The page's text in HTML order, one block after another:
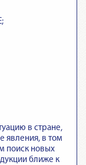
в стране,
явления, в том
поиск новых
ближе к